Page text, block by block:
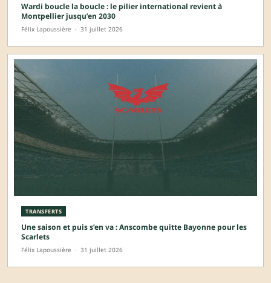
Wardi boucle la boucle : le pilier international revient à
Montpellier jusqu’en 2030
Félix Lapoussière · 31 juillet 2026
TRANSFERTS
Une saison et puis s’en va : Anscombe quitte Bayonne pour les
Scarlets
Félix Lapoussière · 31 juillet 2026